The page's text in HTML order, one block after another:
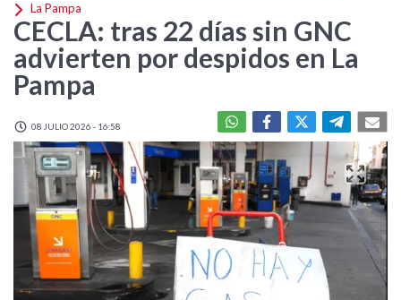
La Pampa
CECLA: tras 22 días sin GNC
advierten por despidos en La
Pampa
08 JULIO 2026 - 16:58